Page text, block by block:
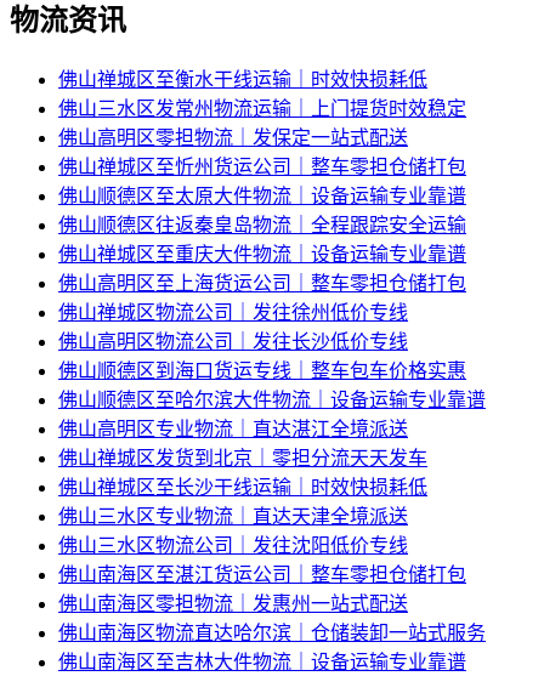
物流资讯
佛山禅城区至衡水干线运输｜时效快损耗低
佛山三水区发常州物流运输｜上门提货时效稳定
佛山高明区零担物流｜发保定一站式配送
佛山禅城区至忻州货运公司｜整车零担仓储打包
佛山顺德区至太原大件物流｜设备运输专业靠谱
佛山顺德区往返秦皇岛物流｜全程跟踪安全运输
佛山禅城区至重庆大件物流｜设备运输专业靠谱
佛山高明区至上海货运公司｜整车零担仓储打包
佛山禅城区物流公司｜发往徐州低价专线
佛山高明区物流公司｜发往长沙低价专线
佛山顺德区到海口货运专线｜整车包车价格实惠
佛山顺德区至哈尔滨大件物流｜设备运输专业靠谱
佛山高明区专业物流｜直达湛江全境派送
佛山禅城区发货到北京｜零担分流天天发车
佛山禅城区至长沙干线运输｜时效快损耗低
佛山三水区专业物流｜直达天津全境派送
佛山三水区物流公司｜发往沈阳低价专线
佛山南海区至湛江货运公司｜整车零担仓储打包
佛山南海区零担物流｜发惠州一站式配送
佛山南海区物流直达哈尔滨｜仓储装卸一站式服务
佛山南海区至吉林大件物流｜设备运输专业靠谱